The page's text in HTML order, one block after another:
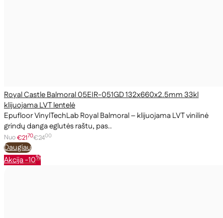
Royal Castle Balmoral 05EIR-051GD 132x660x2.5mm 33kl
klijuojama LVT lentelė
Epufloor VinylTechLab Royal Balmoral – klijuojama LVT vinilinė
grindų danga eglutės raštu, pas..
Nuo€2170€2400
Daugiau
Akcija-10%